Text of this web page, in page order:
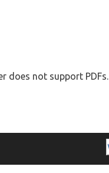
does not support